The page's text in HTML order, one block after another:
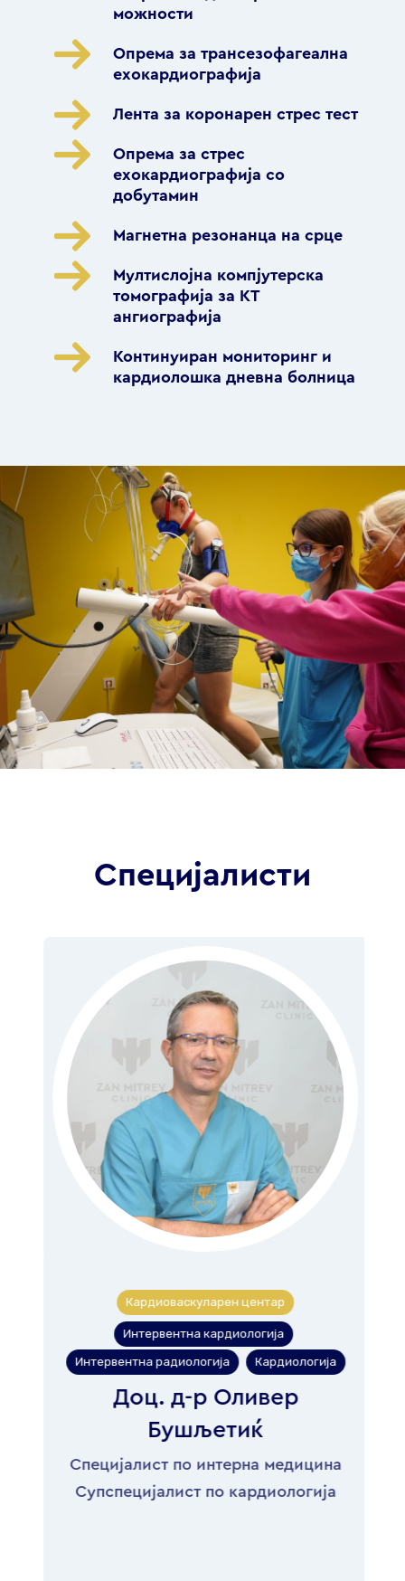
можности
Опрема за трансезофагеална
ехокардиографија
Лента за коронарен стрес тест
Опрема за стрес
ехокардиографија со
добутамин
Магнетна резонанца на срце
Мултислојна компјутерска
томографија за КТ
ангиографија
Континуиран мониторинг и
кардиолошка дневна болница
Специјалисти
Кардиоваскуларен центар
Интервентна кардиологија ,
Интервентна радиологија , Кардиологија
Доц. д-р Оливер
Бушљетиќ
Специјалист по интерна медицина
Супспецијалист по кардиологија